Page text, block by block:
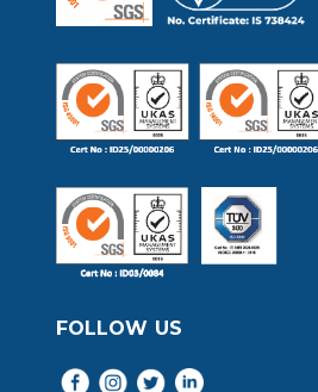
FOLLOW US